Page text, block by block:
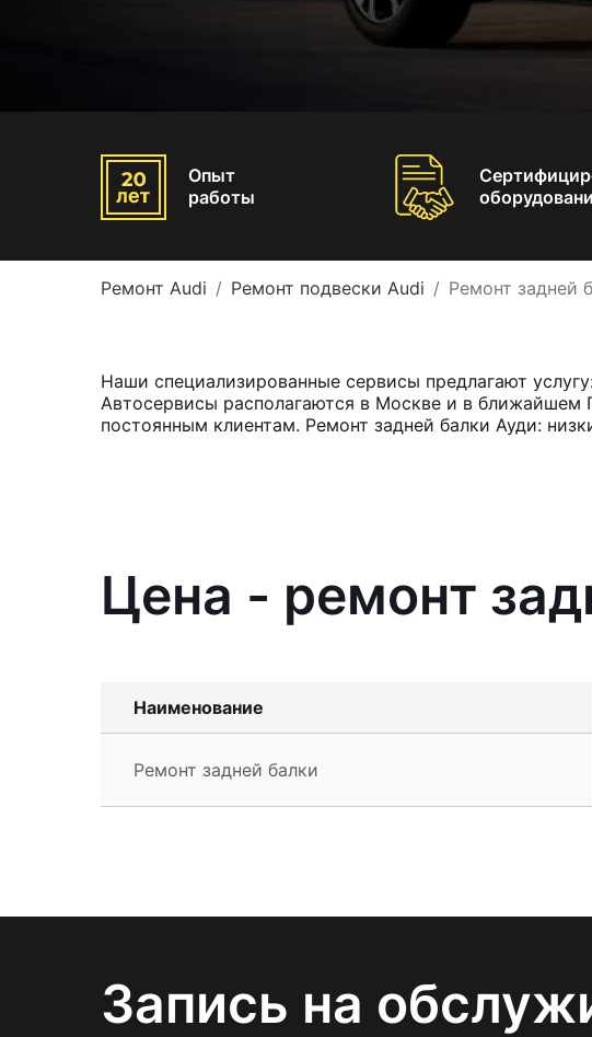
Опыт
работы
Ремонт Audi Ремонт подвески Audi Ремонт задней
Наши специализированные сервисы предлагают
Автосервисы располагаются в Москве и в
постоянным клиентам. Ремонт задней балки Ауди:
Цена - ремонт
Наименование
Ремонт задней балки
Запись на